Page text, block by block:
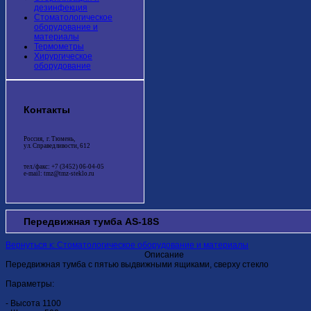
дезинфекция
Стоматологическое
оборудование и
материалы
Термометры
Хирургическое
оборудование
Контакты
Россия, г. Тюмень,
ул. Справедливости, 612
тел./факс: +7 (3452) 06-04-05
e-mail: tmz@tmz-steklo.ru
Передвижная тумба AS-18S
Вернуться к: Стоматологическое оборудование и материалы
Описание
Передвижная тумба с пятью выдвижными ящиками, сверху стекло
Параметры:
- Высота 1100